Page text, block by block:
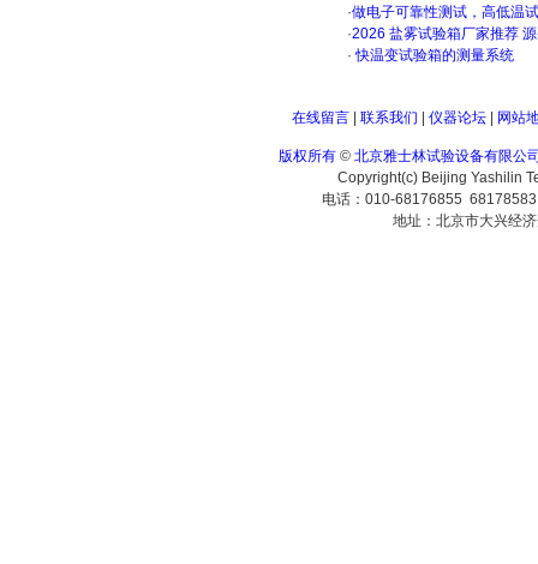
·做电子可靠性测试，高低温
·2026 盐雾试验箱厂家推荐
· 快温变试验箱的测量系统
在线留言| 联系我们 仪器论坛| 网站
版权所有 © 北京雅士林试验设备有限公
Copyright(c) Beijing Yashilin
电话：010-68176855
地址：北京市大兴经